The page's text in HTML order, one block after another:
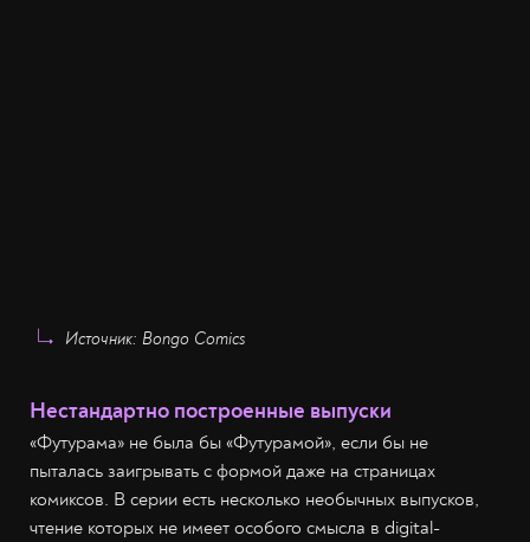
Источник: Bongo Comics
Нестандартно построенные выпуски
«Футурама» не была бы «Футурамой», если бы не
пыталась заигрывать с формой даже на страницах
комиксов. В серии есть несколько необычных выпусков,
чтение которых не имеет особого смысла в digital-